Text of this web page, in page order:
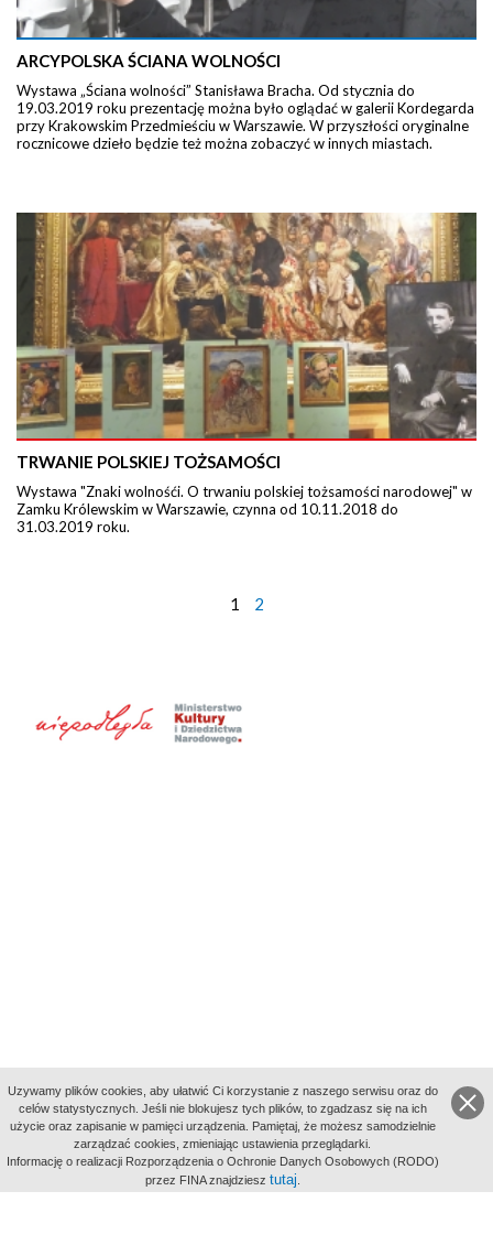
ARCYPOLSKA ŚCIANA WOLNOŚCI
Wystawa „Ściana wolności” Stanisława Bracha. Od stycznia do
19.03.2019 roku prezentację można było oglądać w galerii Kordegarda
przy Krakowskim Przedmieściu w Warszawie. W przyszłości oryginalne
rocznicowe dzieło będzie też można zobaczyć w innych miastach.
TRWANIE POLSKIEJ TOŻSAMOŚCI
Wystawa "Znaki wolnośći. O trwaniu polskiej tożsamości narodowej" w
Zamku Królewskim w Warszawie, czynna od 10.11.2018 do
31.03.2019 roku.
1 2
aktywności
Uzywamy plików cookies, aby ułatwić Ci korzystanie z naszego serwisu oraz do
celów statystycznych. Jeśli nie blokujesz tych plików, to zgadzasz się na ich
użycie oraz zapisanie w pamięci urządzenia. Pamiętaj, że możesz samodzielnie
zarządzać cookies, zmieniając ustawienia przeglądarki.
Informację o realizacji Rozporządzenia o Ochronie Danych Osobowych (RODO)
przez FINA znajdziesz tutaj